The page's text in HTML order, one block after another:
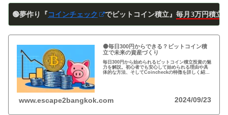
🟢夢作り『コインチェック でビットコイン積立』 毎月3万円積立
🟠毎日300円からできる？ビットコイン積
立で未来の資産づくり
毎日300円から始められるビットコイン積立投資の魅
力を解説。初心者でも安心して始められる理由や具
体的な方法、そしてCoincheckの特徴を詳しく紹
www.escape2bangkok.com 2024/09/23